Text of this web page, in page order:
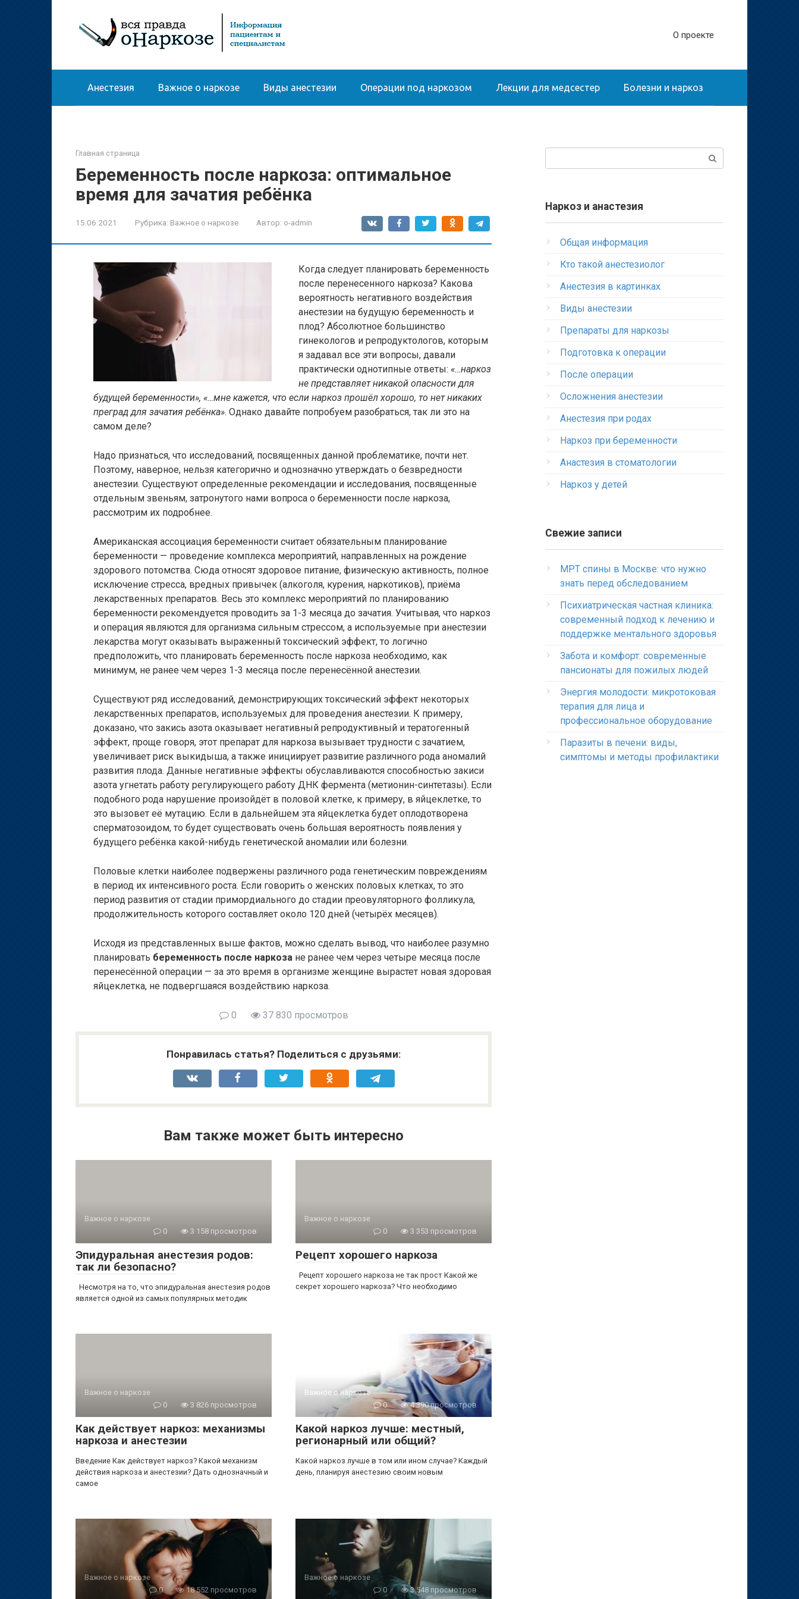
О проекте
Анестезия Важное о наркозе Виды анестезии Операции под наркозом Лекции для медсестер Болезни и наркоз
Главная страница
Беременность после наркоза: оптимальное
время для зачатия ребёнка
15.06.2021 Рубрика: Важное о наркозе Автор: o-admin
Когда следует планировать беременность
после перенесенного наркоза? Какова
вероятность негативного воздействия
анестезии на будущую беременность и
плод? Абсолютное большинство
гинекологов и репродуктологов, которым
я задавал все эти вопросы, давали
практически однотипные ответы: «…наркоз
не представляет никакой опасности для
будущей беременности», «…мне кажется, что если наркоз прошёл хорошо, то нет никаких
преград для зачатия ребёнка». Однако давайте попробуем разобраться, так ли это на
самом деле?
Надо признаться, что исследований, посвященных данной проблематике, почти нет.
Поэтому, наверное, нельзя категорично и однозначно утверждать о безвредности
анестезии. Существуют определенные рекомендации и исследования, посвященные
отдельным звеньям, затронутого нами вопроса о беременности после наркоза,
рассмотрим их подробнее.
Американская ассоциация беременности считает обязательным планирование
беременности — проведение комплекса мероприятий, направленных на рождение
здорового потомства. Сюда относят здоровое питание, физическую активность, полное
исключение стресса, вредных привычек (алкоголя, курения, наркотиков), приёма
лекарственных препаратов. Весь это комплекс мероприятий по планированию
беременности рекомендуется проводить за 1-3 месяца до зачатия. Учитывая, что наркоз
и операция являются для организма сильным стрессом, а используемые при анестезии
лекарства могут оказывать выраженный токсический эффект, то логично
предположить, что планировать беременность после наркоза необходимо, как
минимум, не ранее чем через 1-3 месяца после перенесённой анестезии.
Существуют ряд исследований, демонстрирующих токсический эффект некоторых
лекарственных препаратов, используемых для проведения анестезии. К примеру,
доказано, что закись азота оказывает негативный репродуктивный и тератогенный
эффект, проще говоря, этот препарат для наркоза вызывает трудности с зачатием,
увеличивает риск выкидыша, а также инициирует развитие различного рода аномалий
развития плода. Данные негативные эффекты обуславливаются способностью закиси
азота угнетать работу регулирующего работу ДНК фермента (метионин-синтетазы). Если
подобного рода нарушение произойдёт в половой клетке, к примеру, в яйцеклетке, то
это вызовет её мутацию. Если в дальнейшем эта яйцеклетка будет оплодотворена
сперматозоидом, то будет существовать очень большая вероятность появления у
будущего ребёнка какой-нибудь генетической аномалии или болезни.
Половые клетки наиболее подвержены различного рода генетическим повреждениям
в период их интенсивного роста. Если говорить о женских половых клетках, то это
период развития от стадии примордиального до стадии преовуляторного фолликула,
продолжительность которого составляет около 120 дней (четырёх месяцев).
Исходя из представленных выше фактов, можно сделать вывод, что наиболее разумно
планировать беременность после наркоза не ранее чем через четыре месяца после
перенесённой операции — за это время в организме женщине вырастет новая здоровая
яйцеклетка, не подвергшаяся воздействию наркоза.
0 37 830 просмотров
Понравилась статья? Поделиться с друзьями:
Вам также может быть интересно
Важное о наркозе
0
3 158 просмотров
Эпидуральная анестезия родов:
так ли безопасно?
Несмотря на то, что эпидуральная анестезия родов
является одной из самых популярных методик
Важное о наркозе
0
3 353 просмотров
Рецепт хорошего наркоза
Рецепт хорошего наркоза не так прост Какой же
секрет хорошего наркоза? Что необходимо
Важное о наркозе
0
3 826 просмотров
Как действует наркоз: механизмы
наркоза и анестезии
Введение Как действует наркоз? Какой механизм
действия наркоза и анестезии? Дать однозначный и
самое
Важное о наркозе
0
4 390 просмотров
Какой наркоз лучше: местный,
регионарный или общий?
Какой наркоз лучше в том или ином случае? Каждый
день, планируя анестезию своим новым
Важное о наркозе
0
18 552 просмотров
Важное о наркозе
0
3 548 просмотров
Наркоз и анастезия
Общая информация
Кто такой анестезиолог
Анестезия в картинках
Виды анестезии
Препараты для наркозы
Подготовка к операции
После операции
Осложнения анестезии
Анестезия при родах
Наркоз при беременности
Анастезия в стоматологии
Наркоз у детей
Свежие записи
МРТ спины в Москве: что нужно
знать перед обследованием
Психиатрическая частная клиника:
современный подход к лечению и
поддержке ментального здоровья
Забота и комфорт: современные
пансионаты для пожилых людей
Энергия молодости: микротоковая
терапия для лица и
профессиональное оборудование
Паразиты в печени: виды,
симптомы и методы профилактики